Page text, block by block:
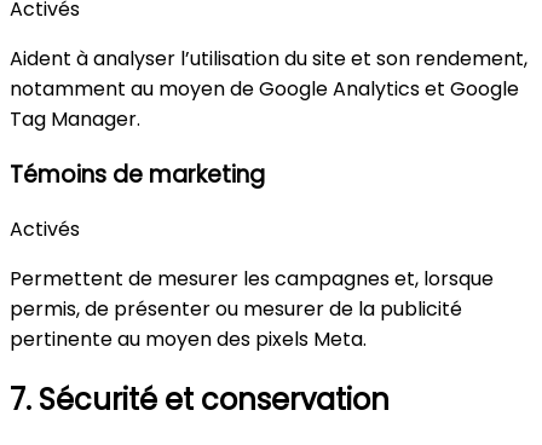
Activés
Aident à analyser l’utilisation du site et son rendement,
notamment au moyen de Google Analytics et Google
Tag Manager.
Témoins de marketing
Activés
Permettent de mesurer les campagnes et, lorsque
permis, de présenter ou mesurer de la publicité
pertinente au moyen des pixels Meta.
7. Sécurité et conservation